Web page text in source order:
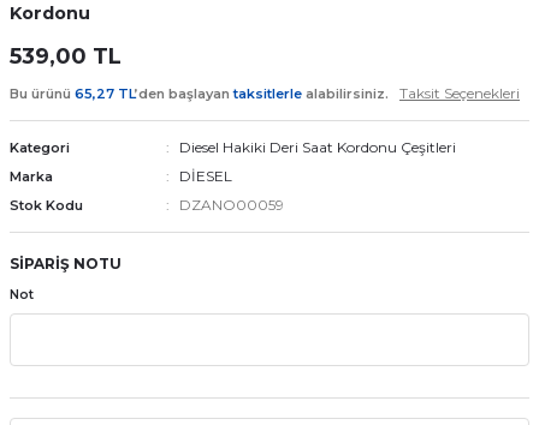
ÇEŞİTLERİ
Pili
Kordonu
saat kordonu
Kordonları
Kordonu
539,00 TL
Bu ürünü 65,27 TL’den başlayantaksitlerle alabilirsiniz. Taksit Seçenekleri
Kategori Diesel Hakiki Deri Saat Kordonu Çeşitleri
Marka DİESEL
Stok Kodu DZANO00059
SİPARİŞ NOTU
Not